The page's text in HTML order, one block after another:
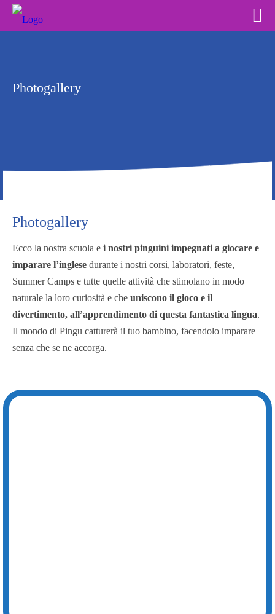
Photogallery
Photogallery
Ecco la nostra scuola e i nostri pinguini impegnati a giocare e
imparare l’inglese durante i nostri corsi, laboratori, feste,
Summer Camps e tutte quelle attività che stimolano in modo
naturale la loro curiosità e che uniscono il gioco e il
divertimento, all’apprendimento di questa fantastica lingua.
Il mondo di Pingu catturerà il tuo bambino, facendolo imparare
senza che se ne accorga.